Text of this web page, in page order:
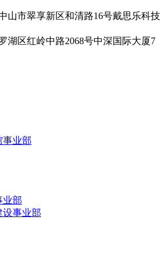
山市翠享新区和清路16号戴思乐科技
湖区红岭中路2068号中深国际大厦7
事业部
业部
设事业部